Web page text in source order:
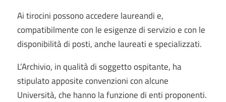
Ai tirocini possono accedere laureandi e,
compatibilmente con le esigenze di servizio e con le
disponibilità di posti, anche laureati e specializzati.
L’Archivio, in qualità di soggetto ospitante, ha
stipulato apposite convenzioni con alcune
Università, che hanno la funzione di enti proponenti.